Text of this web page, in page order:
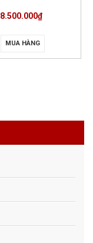
8.500.000₫
MUA HÀNG